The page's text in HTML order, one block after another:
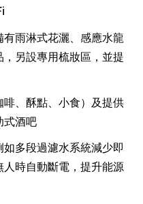
雨淋式花灑、感應水龍
另設專用梳妝區，並提
、酥點、小食）及提供
式酒吧
多段過濾水系統減少即
時自動斷電，提升能源